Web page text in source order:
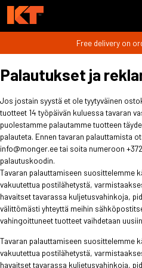
Free delivery on
Palautukset ja
Jos jostain syystä et ole tyytyväinen
tuotteet 14 työpäivän kuluessa tavaran
puolestamme palautamme tuotteen
palauteta. Ennen tavaran palauttamista
info@monger.ee tai soita numeroon
palautuskoodin.
Tavaran palauttamiseen suosittelemme
vakuutettua postilähetystä,
havaitset tavarassa kuljetusvahinkoja,
välittömästi yhteyttä meihin
vahingoittuneet tuotteet vaihdetaan
Tavaran palauttamiseen suosittelemme
vakuutettua postilähetystä,
havaitset tavarassa kuljetusvahinkoja,